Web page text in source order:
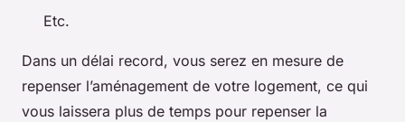
Etc.
Dans un délai record, vous serez en mesure de
repenser l’aménagement de votre logement, ce qui
vous laissera plus de temps pour repenser la